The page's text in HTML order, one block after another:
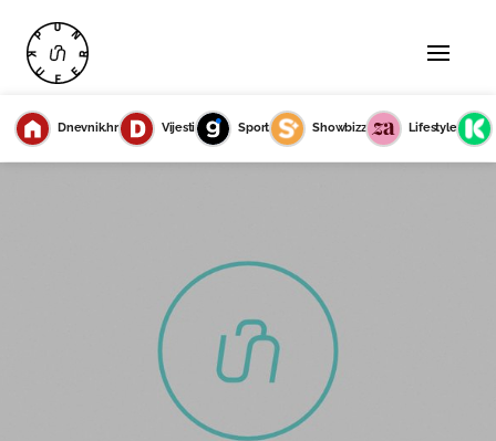
Dnevnik.hr Vijesti Sport Showbizz Lifestyle